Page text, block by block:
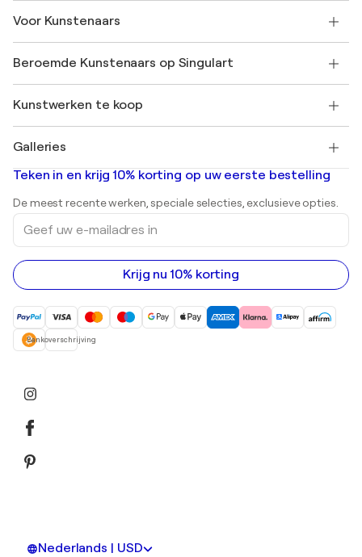
SINGULART Cadeaubon
Neem deel aan ons handelsprogramma
Mijn Account
+31 20 241 4758
Veelgestelde Vragen
Singulart Magazine
Werken bij SINGULART
Ontdek gecureerde originele kunst
Voor Kunstenaars
Inloggen als Artiest
Beroemde Kunstenaars op Singulart
Marc Chagall
Banksy
Mr. Brainwash
Shepard Fairey
Kunstwerken te koop
Abstracte schilderijen te koop
Landschapsschilderijen
Beelden
Acrylverfschilderijen
Galleries
Kunstgaleries in Nederland
Teken in en krijg 10% korting op uw eerste bestelling
De meest recente werken, speciale selecties, exclusieve opties.
Geef
uw
e-
mailadres
in
Krijg nu 10% korting
Bankoverschrijving
Nederlands | USD